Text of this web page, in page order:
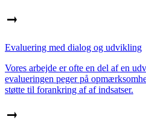
Evaluering med dialog og udvikling
Vores arbejde er ofte en del af en
evalueringen peger på
støtte til forankring af af indsatser.